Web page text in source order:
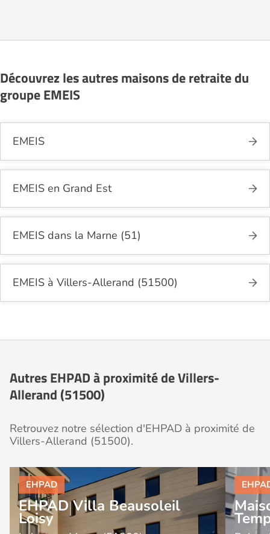
les coûts et les démarches administratives
Découvrez les autres maisons de retraite du
groupe EMEIS
EMEIS
EMEIS en Grand Est
EMEIS dans la Marne (51)
EMEIS à Villers-Allerand (51500)
Autres EHPAD à proximité de Villers-
Allerand (51500)
Retrouvez notre sélection d'EHPAD à proximité de
Villers-Allerand (51500).
EHPAD Villa Beausoleil
Loisy